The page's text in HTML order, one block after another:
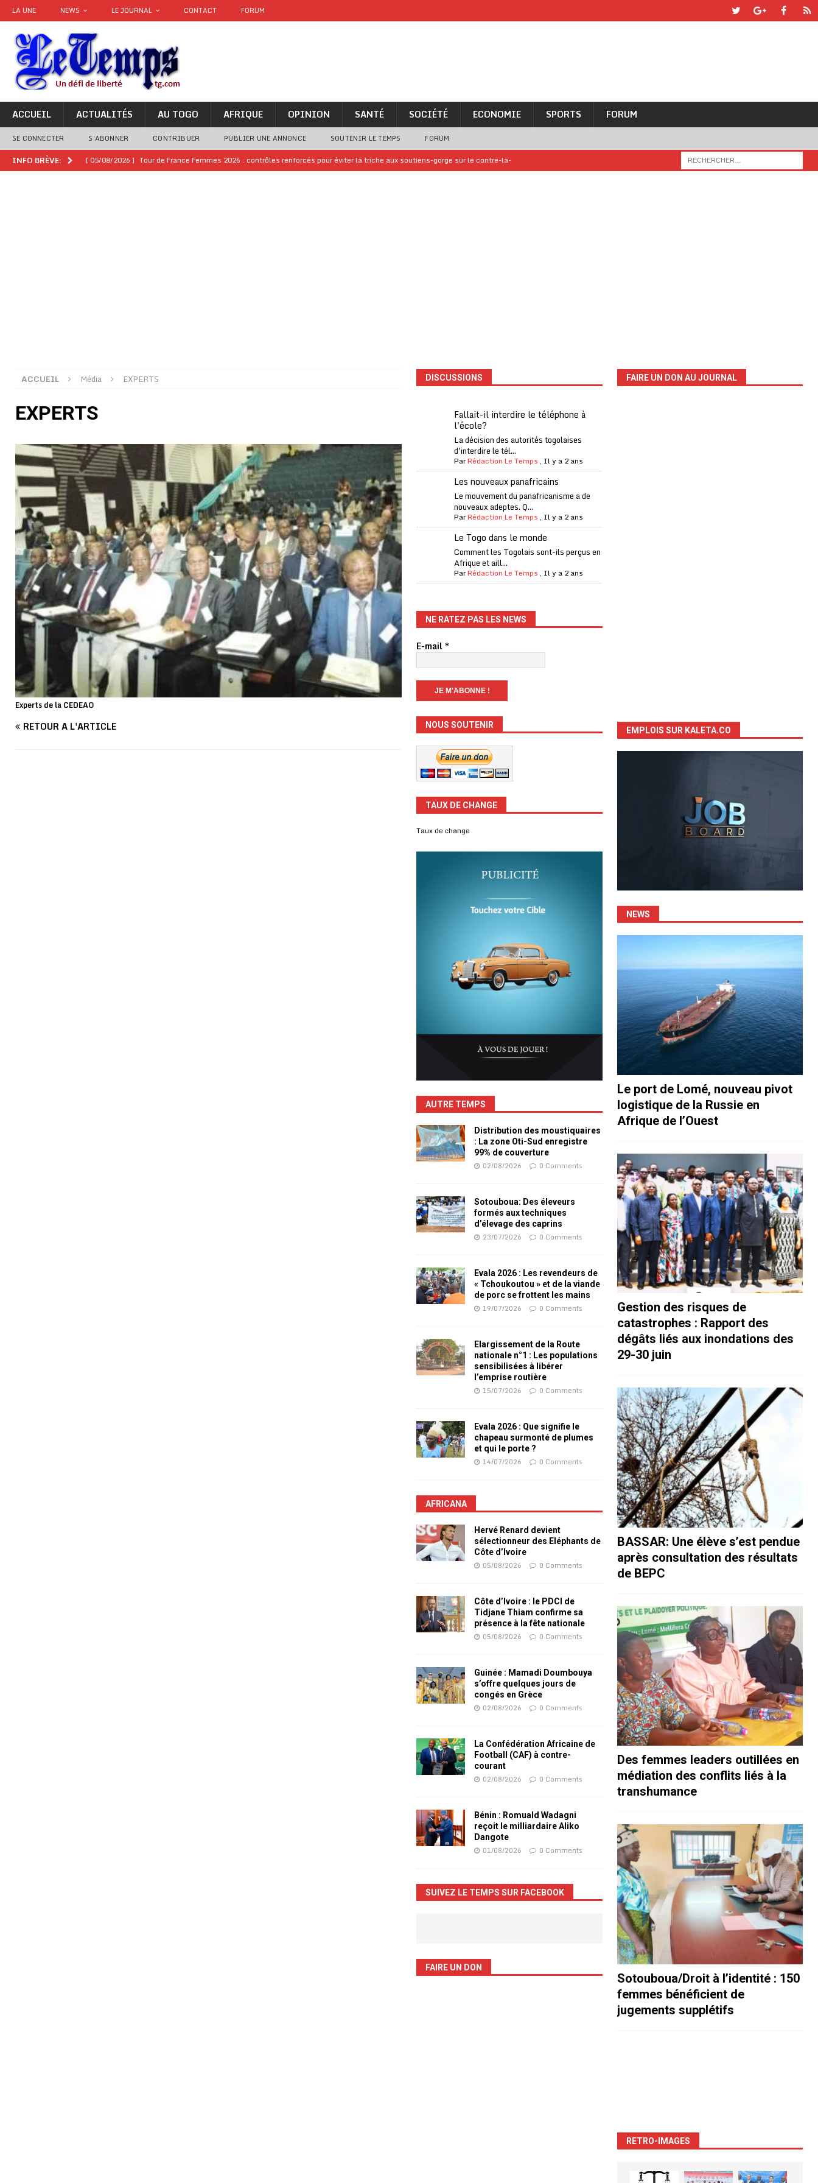
LA UNE NEWS LE JOURNAL CONTACT FORUM
ACCUEIL ACTUALITÉS AU TOGO AFRIQUE OPINION SANTÉ SOCIÉTÉ ECONOMIE SPORTS FORUM
SE CONNECTER S’ABONNER CONTRIBUER PUBLIER UNE ANNONCE SOUTENIR LE TEMPS FORUM
INFO BRÈVE: [ 05/08/2026 ] Tour de France Femmes 2026 : contrôles renforcés pour éviter la triche aux soutiens-gorge sur le contre-la-
Franco Baresi, légendaire défenseur de l’Italie et de l’AC Milan, est mort à 66 ans
A LA UNE
[ 31/07/2026 ]
[ 31/07/2026 ]
Projet d’investisseurs à la Fifa: l’UEFA menace à «l’unanimité» d’un boycott des Coupes du monde
BUSINESS
[ 30/07/2026 ] Mali : au moins 19 soldats exécutés, Amnesty International exige une enquête
A LA UNE
[ 05/08/2026 ] Hervé Renard devient sélectionneur des Eléphants de Côte d’Ivoire A LA UNE
ACCUEIL Média EXPERTS
EXPERTS
Experts de la CEDEAO
RETOUR À L'ARTICLE
DISCUSSIONS
Fallait-il interdire le téléphone à
l'école?
La décision des autorités togolaises
d'interdire le tél...
ParRédaction Le Temps , Il y a 2 ans
Les nouveaux panafricains
Le mouvement du panafricanisme a de
nouveaux adeptes. Q...
ParRédaction Le Temps , Il y a 2 ans
Le Togo dans le monde
Comment les Togolais sont-ils perçus en
Afrique et aill...
ParRédaction Le Temps , Il y a 2 ans
NE RATEZ PAS LES NEWS
E-mail*
NOUS SOUTENIR
TAUX DE CHANGE
Taux de change
AUTRE TEMPS
Distribution des moustiquaires
: La zone Oti-Sud enregistre
99% de couverture
02/08/2026 0 Comments
Sotouboua: Des éleveurs
formés aux techniques
d’élevage des caprins
23/07/2026 0 Comments
Evala 2026 : Les revendeurs de
« Tchoukoutou » et de la viande
de porc se frottent les mains
19/07/2026 0 Comments
Elargissement de la Route
nationale n°1 : Les populations
sensibilisées à libérer
l’emprise routière
15/07/2026 0 Comments
Evala 2026 : Que signifie le
chapeau surmonté de plumes
et qui le porte ?
14/07/2026 0 Comments
AFRICANA
Hervé Renard devient
sélectionneur des Eléphants de
Côte d’Ivoire
05/08/2026 0 Comments
Côte d’Ivoire : le PDCI de
Tidjane Thiam confirme sa
présence à la fête nationale
05/08/2026 0 Comments
Guinée : Mamadi Doumbouya
s’offre quelques jours de
congés en Grèce
02/08/2026 0 Comments
La Confédération Africaine de
Football (CAF) à contre-
courant
02/08/2026 0 Comments
Bénin : Romuald Wadagni
reçoit le milliardaire Aliko
Dangote
01/08/2026 0 Comments
SUIVEZ LE TEMPS SUR FACEBOOK
FAIRE UN DON
FAIRE UN DON AU JOURNAL
EMPLOIS SUR KALETA.CO
NEWS
Le port de Lomé, nouveau pivot
logistique de la Russie en
Afrique de l’Ouest
Gestion des risques de
catastrophes : Rapport des
dégâts liés aux inondations des
29-30 juin
BASSAR: Une élève s’est pendue
après consultation des résultats
de BEPC
Des femmes leaders outillées en
médiation des conflits liés à la
transhumance
Sotouboua/Droit à l’identité : 150
femmes bénéficient de
jugements supplétifs
RETRO-IMAGES